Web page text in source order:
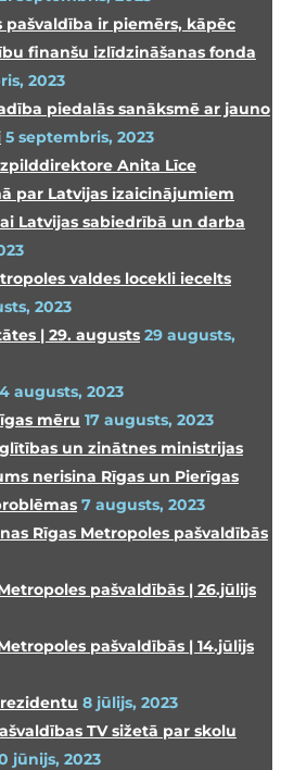
pašvaldība ir piemērs, kāpēc
finanšu izlīdzināšanas fonda
2023
piedalās sanāksmē ar jauno
5 septembris, 2023
Anita Līce
par Latvijas izaicinājumiem
Latvijas sabiedrībā un darba
valdes locekli iecelts
2023
| 29. augusts 29 augusts,
augusts, 2023
mēru 17 augusts, 2023
un zinātnes ministrijas
nerisina Rīgas un Pierīgas
7 augusts, 2023
Rīgas Metropoles pašvaldībās
pašvaldībās | 26.jūlijs
pašvaldībās | 14.jūlijs
8 jūlijs, 2023
TV sižetā par skolu
jūnijs, 2023